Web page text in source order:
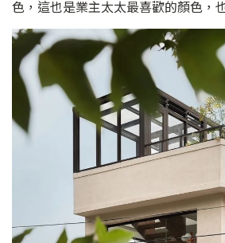
色，這也是業主太太最喜歡的顏色，